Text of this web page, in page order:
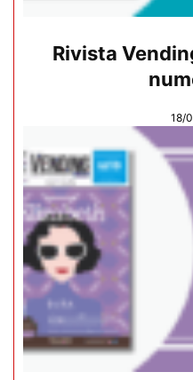
Rivista
18/